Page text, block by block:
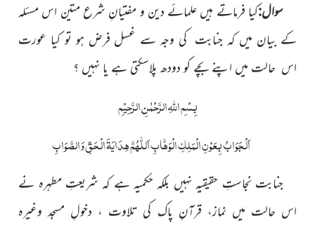
سوال:کیا فرماتے ہیں علمائے دین و مفتیانِ شرع متین اس مسئلہ
کے بیان میں کہ جنابت کی وجہ سے غسل فرض ہو تو کیا عورت
اس حالت میں اپنے بچے کو دودھ پلاسکتی ہے یا نہیں ؟
بِسْمِ اللّٰہِ الرَّحْمٰنِ الرَّحِیْمِ
اَلْجَوَابُ بِعَوْنِ الْمَلِکِ الْوَھَّابِ اَللّٰھُمَّ ھِدَایَۃَ الْحَقِّ وَالصَّوَابِ
جنابت نجاستِ حقیقیہ نہیں بلکہ حُکمیہ ہے کہ شریعتِ مطہرہ نے
اس حالت میں نماز، قرآنِ پاک کی تلاوت ، دخولِ مسجد وغیرہ